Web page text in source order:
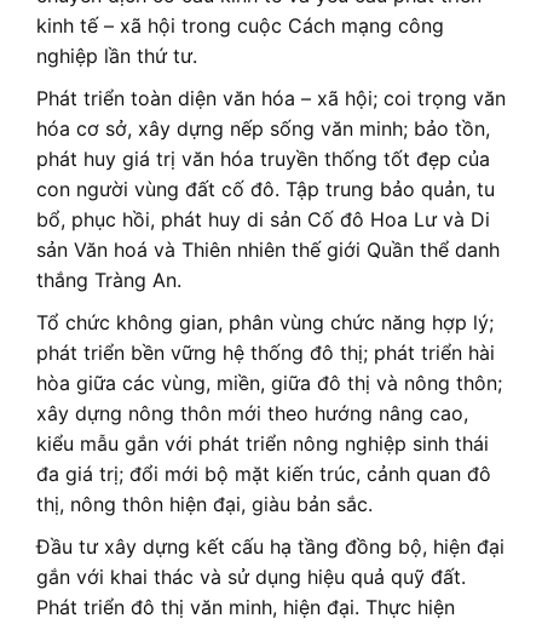
kinh tế – xã hội trong cuộc Cách mạng công
nghiệp lần thứ tư.
Phát triển toàn diện văn hóa – xã hội; coi trọng văn
hóa cơ sở, xây dựng nếp sống văn minh; bảo tồn,
phát huy giá trị văn hóa truyền thống tốt đẹp của
con người vùng đất cố đô. Tập trung bảo quản, tu
bổ, phục hồi, phát huy di sản Cố đô Hoa Lư và Di
sản Văn hoá và Thiên nhiên thế giới Quần thể danh
thắng Tràng An.
Tổ chức không gian, phân vùng chức năng hợp lý;
phát triển bền vững hệ thống đô thị; phát triển hài
hòa giữa các vùng, miền, giữa đô thị và nông thôn;
xây dựng nông thôn mới theo hướng nâng cao,
kiểu mẫu gắn với phát triển nông nghiệp sinh thái
đa giá trị; đổi mới bộ mặt kiến trúc, cảnh quan đô
thị, nông thôn hiện đại, giàu bản sắc.
Đầu tư xây dựng kết cấu hạ tầng đồng bộ, hiện đại
gắn với khai thác và sử dụng hiệu quả quỹ đất.
Phát triển đô thị văn minh, hiện đại. Thực hiện